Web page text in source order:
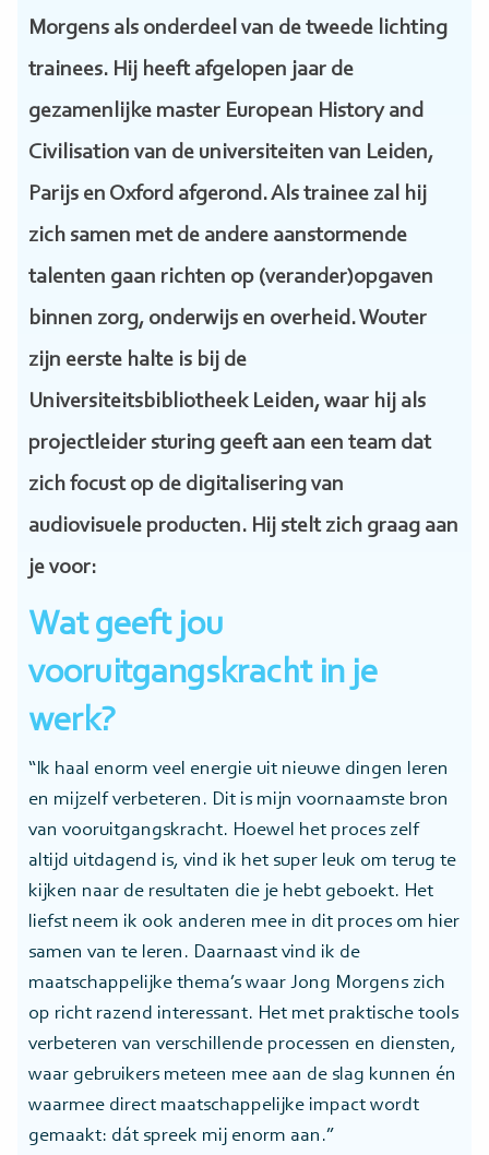
Morgens als onderdeel van de tweede lichting
trainees. Hij heeft afgelopen jaar de
gezamenlijke master European History and
Civilisation van de universiteiten van Leiden,
Parijs en Oxford afgerond. Als trainee zal hij
zich samen met de andere aanstormende
talenten gaan richten op (verander)opgaven
binnen zorg, onderwijs en overheid. Wouter
zijn eerste halte is bij de
Universiteitsbibliotheek Leiden, waar hij als
projectleider sturing geeft aan een team dat
zich focust op de digitalisering van
audiovisuele producten. Hij stelt zich graag aan
je voor:
Wat geeft jou
vooruitgangskracht in je
werk?
“Ik haal enorm veel energie uit nieuwe dingen leren
en mijzelf verbeteren. Dit is mijn voornaamste bron
van vooruitgangskracht. Hoewel het proces zelf
altijd uitdagend is, vind ik het super leuk om terug te
kijken naar de resultaten die je hebt geboekt. Het
liefst neem ik ook anderen mee in dit proces om hier
samen van te leren. Daarnaast vind ik de
maatschappelijke thema’s waar Jong Morgens zich
op richt razend interessant. Het met praktische tools
verbeteren van verschillende processen en diensten,
waar gebruikers meteen mee aan de slag kunnen én
waarmee direct maatschappelijke impact wordt
gemaakt: dát spreek mij enorm aan.”